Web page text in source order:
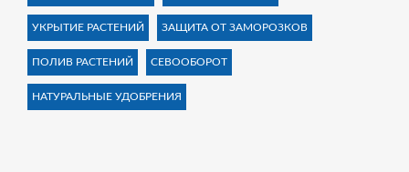
УКРЫТИЕ РАСТЕНИЙ ЗАЩИТА ОТ ЗАМОРОЗКОВ
ПОЛИВ РАСТЕНИЙ СЕВООБОРОТ
НАТУРАЛЬНЫЕ УДОБРЕНИЯ